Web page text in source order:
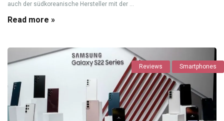
auch der südkoreanische Hersteller mit der ...
Read more »
Reviews Smartphones